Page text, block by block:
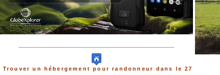
Trouver un hébergement pour randonneur dans le 27